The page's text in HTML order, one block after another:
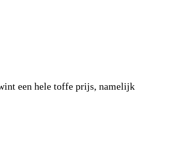
een hele toffe prijs, namelijk